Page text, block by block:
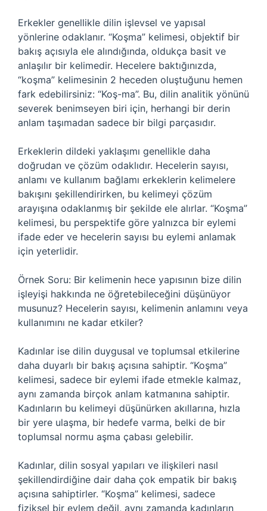
Erkekler genellikle dilin işlevsel ve yapısal
yönlerine odaklanır. “Koşma” kelimesi, objektif bir
bakış açısıyla ele alındığında, oldukça basit ve
anlaşılır bir kelimedir. Hecelere baktığınızda,
“koşma” kelimesinin 2 heceden oluştuğunu hemen
fark edebilirsiniz: “Koş-ma”. Bu, dilin analitik yönünü
severek benimseyen biri için, herhangi bir derin
anlam taşımadan sadece bir bilgi parçasıdır.
Erkeklerin dildeki yaklaşımı genellikle daha
doğrudan ve çözüm odaklıdır. Hecelerin sayısı,
anlamı ve kullanım bağlamı erkeklerin kelimelere
bakışını şekillendirirken, bu kelimeyi çözüm
arayışına odaklanmış bir şekilde ele alırlar. “Koşma”
kelimesi, bu perspektife göre yalnızca bir eylemi
ifade eder ve hecelerin sayısı bu eylemi anlamak
için yeterlidir.
Örnek Soru: Bir kelimenin hece yapısının bize dilin
işleyişi hakkında ne öğretebileceğini düşünüyor
musunuz? Hecelerin sayısı, kelimenin anlamını veya
kullanımını ne kadar etkiler?
Kadınlar ise dilin duygusal ve toplumsal etkilerine
daha duyarlı bir bakış açısına sahiptir. “Koşma”
kelimesi, sadece bir eylemi ifade etmekle kalmaz,
aynı zamanda birçok anlam katmanına sahiptir.
Kadınların bu kelimeyi düşünürken akıllarına, hızla
bir yere ulaşma, bir hedefe varma, belki de bir
toplumsal normu aşma çabası gelebilir.
Kadınlar, dilin sosyal yapıları ve ilişkileri nasıl
şekillendirdiğine dair daha çok empatik bir bakış
açısına sahiptirler. “Koşma” kelimesi, sadece
fiziksel bir eylem değil, aynı zamanda kadınların